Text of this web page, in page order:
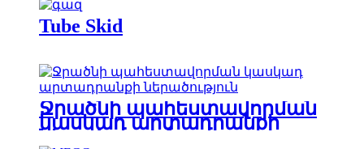
Tube Skid
Ջրածնի պահեստավորման
կասկադ արտադրանքի
ներածություն